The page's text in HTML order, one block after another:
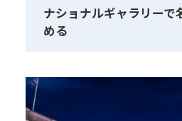
ナショナルギャラリーで
める